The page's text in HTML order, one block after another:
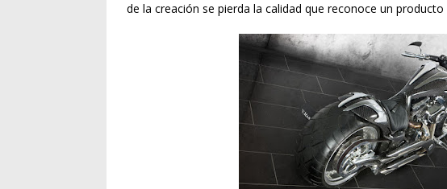
de la creación se pierda la calidad que reconoce un producto